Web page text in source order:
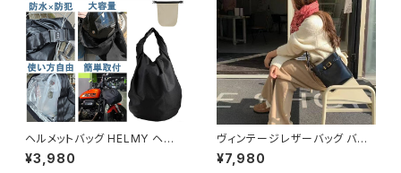
ヘルメットバッグ HELMY ヘルミ
ー ヘルメット 収納 バッグ ケー
ス 入れ 自転車 バイク フルフェ
¥3,980
ヴィンテージレザーバッグ バケ
ツ型ショルダーバッグ レディース
ショルダー バッグ ショルダーバ
¥7,980